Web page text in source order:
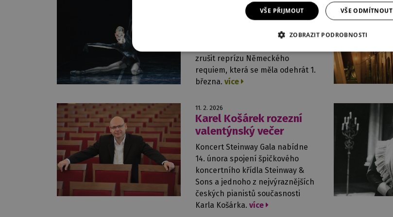
Zrušená repríza
Německého requiem
Vážení diváci, je nám to velmi líto,
zrušit reprízu Německého
requiem, která se měla odehrát 1.
března. více
11. 2. 2026
Karel Košárek rozezní
valentýnský večer
Koncert Steinway Gala nabídne
14. února spojení špičkového
koncertního křídla Steinway &
Sons a jednoho z nejvýraznějších
českých pianistů současnosti
Karla Košárka. více
VŠE PŘIJMOUT VŠE ODMÍTNOUT
ZOBRAZIT PODROBNOSTI